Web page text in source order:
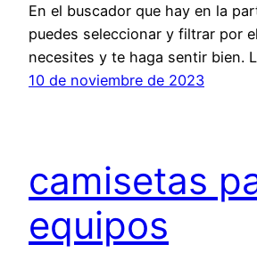
En el buscador que hay en la
puedes seleccionar y filtrar por
necesites y te haga sentir bien.
10 de noviembre de 2023
camisetas
equipos